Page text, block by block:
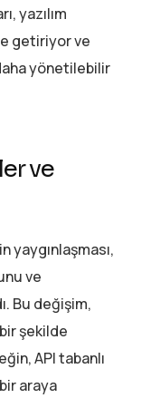
yazılım
getiriyor ve
yönetilebilir
ve
yaygınlaşması,
ve
Bu değişim,
şekilde
API tabanlı
araya